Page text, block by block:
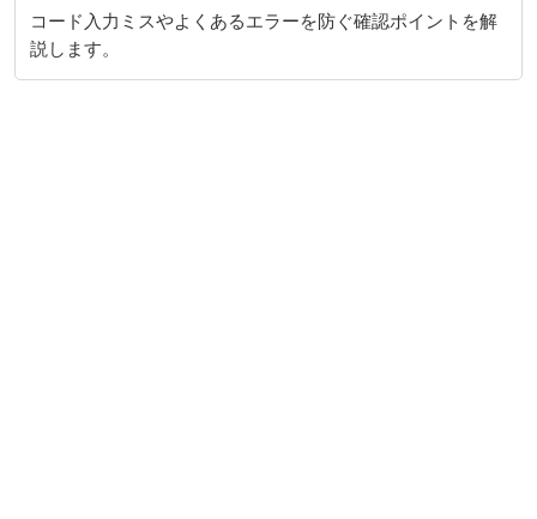
コード入力ミスやよくあるエラーを防ぐ確認ポイントを解
説します。